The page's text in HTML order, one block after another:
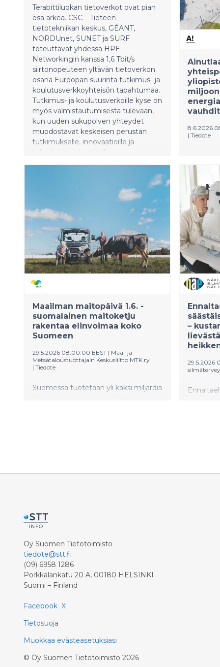
to an
electric
mobility
Terabittiluokan tietoverkot ovat pian
osa arkea. CSC – Tieteen
tietotekniikan keskus, GÉANT,
NORDUnet, SUNET ja SURF
toteuttavat yhdessä HPE
Networkingin kanssa 1,6 Tbit/s
siirtonopeuteen yltävän tietoverkon
osana Euroopan suurinta tutkimus- ja
koulutusverkkoyhteisön tapahtumaa.
Tutkimus- ja koulutusverkoille kyse on
myös valmistautumisesta tulevaan,
kun uuden sukupolven yhteydet
muodostavat keskeisen perustan
tutkimukselle, innovaatioille ja
tekoälyä hyödyntävälle
8.6.2026
| Tiedote
tukevat
Maailman maitopäivä 1.6. -
suomalainen maitoketju
rakentaa elinvoimaa koko
Suomeen
29.5.2026 08:00:00 EEST | Maa- ja
Metsätaloustuottajain Keskusliitto MTK ry
| Tiedote
Suomessa tuotetaan yli kaksi miljardia
–
29.5.2026
Oy Suomen Tietotoimisto
tiedote@stt.fi
(09) 6958 1286
Porkkalankatu 20 A, 00180 HELSINKI
Suomi – Finland
Facebook X
Tietosuoja
Muokkaa evästeasetuksiasi
© Oy Suomen Tietotoimisto 2026